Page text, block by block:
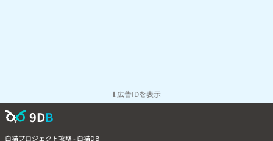
広告IDを表示
9DB
白猫プロジェクト攻略 - 白猫DB